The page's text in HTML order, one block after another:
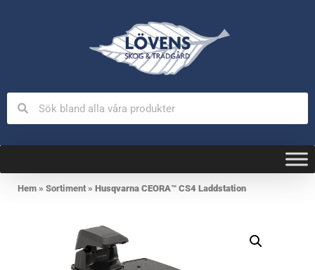
Hem » Sortiment» Husqvarna CEORA™ CS4 Laddstation